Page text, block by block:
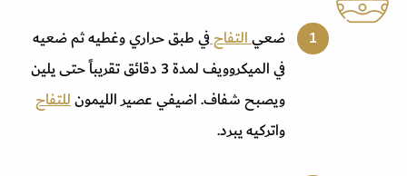
ضعيالتفاحفي طبق حراري وغطيه ثم ضعيه
في الميكروويف لمدة 3 دقائق تقريباً حتى يلين
ويصبح شفاف. اضيفي عصير الليمونللتفاح
واتركيه يبرد.